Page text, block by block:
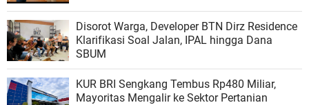
Disorot Warga, Developer BTN Dirz Residence
Klarifikasi Soal Jalan, IPAL hingga Dana
SBUM
KUR BRI Sengkang Tembus Rp480 Miliar,
Mayoritas Mengalir ke Sektor Pertanian